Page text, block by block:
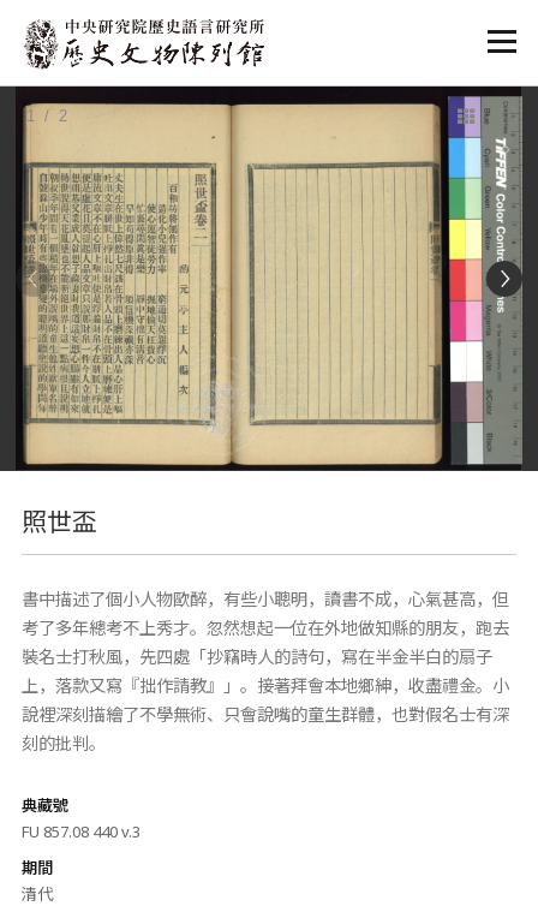
:::
1 / 2
照世盃
書中描述了個小人物歐醉，有些小聰明，讀書不成，心氣甚高，但
考了多年總考不上秀才。忽然想起一位在外地做知縣的朋友，跑去
裝名士打秋風，先四處「抄竊時人的詩句，寫在半金半白的扇子
上，落款又寫『拙作請教』」。接著拜會本地鄉紳，收盡禮金。小
說裡深刻描繪了不學無術、只會說嘴的童生群體，也對假名士有深
刻的批判。
典藏號
FU 857.08 440 v.3
期間
清代